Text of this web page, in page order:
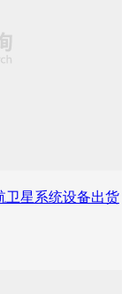
卫星系统设备出货